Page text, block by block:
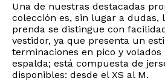
Una de nuestras destacadas
colección es, sin lugar a dudas,
prenda se distingue con
vestidor, ya que presenta un
terminaciones en pico y
espalda; está compuesta de
disponibles: desde el XS al M.